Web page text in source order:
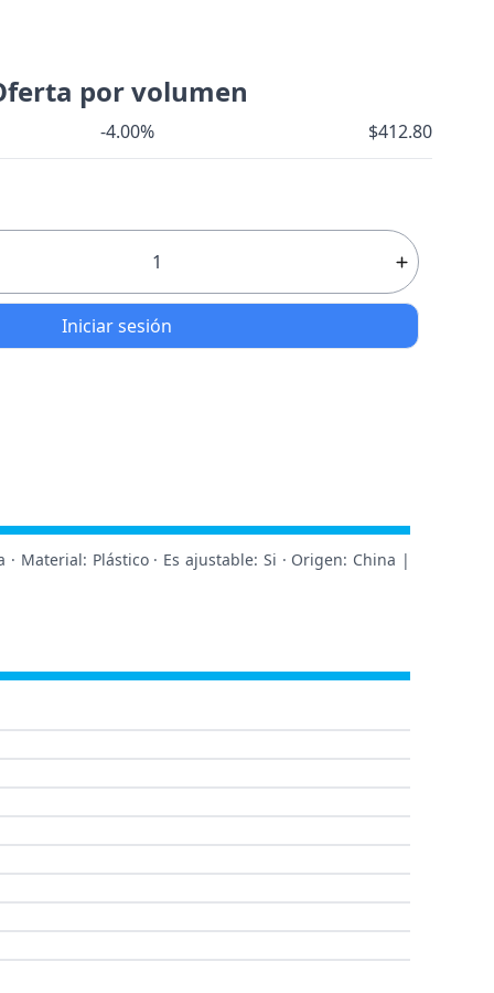
por volumen
-4.00% $412.80
Iniciar sesión
· Material: Plástico · Es ajustable: Si · Origen: China |